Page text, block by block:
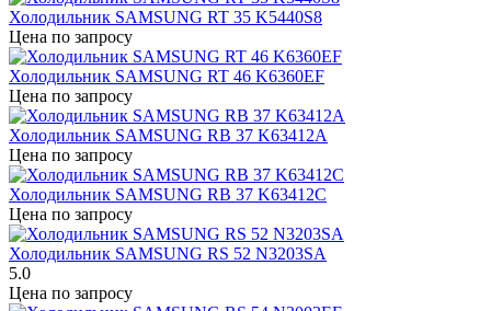
Холодильник SAMSUNG RT 35 K5440S8
Цена по запросу
Холодильник SAMSUNG RT 46 K6360EF
Цена по запросу
Холодильник SAMSUNG RB 37 K63412A
Цена по запросу
Холодильник SAMSUNG RB 37 K63412C
Цена по запросу
Холодильник SAMSUNG RS 52 N3203SA
5.0
Цена по запросу